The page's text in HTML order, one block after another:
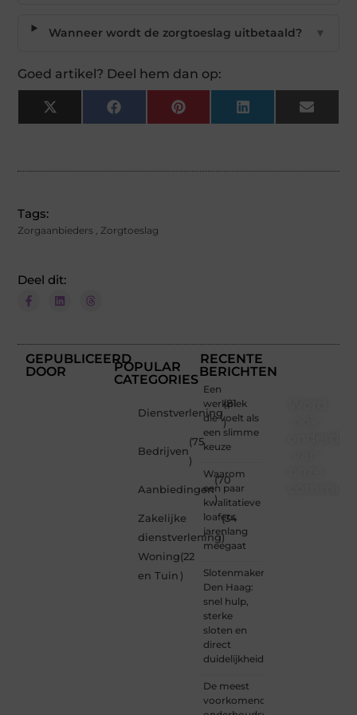
Wanneer wordt de zorgtoeslag uitbetaald? ▼
Goed artikel? Deel hem dan op:
X
(Twitter)
Facebook Pinterest LinkedIn Email
Tags:
Zorgaanbieders Zorgtoeslag
Deel dit:
GEPUBLICEERD
DOOR
POPULAR
CATEGORIES
Dienstverlening
(81
)
Bedrijven
(75
)
Aanbiedingen
(70
)
Zakelijke
dienstverlening
(34
)
Woning
en Tuin
(22
)
RECENTE
BERICHTEN
Een
werkplek
die voelt als
een slimme
keuze
Waarom
een paar
kwalitatieve
loafers
jarenlang
meegaat
Slotenmaker
Den Haag:
snel hulp,
sterke
sloten en
direct
duidelijkheid
De meest
voorkomende